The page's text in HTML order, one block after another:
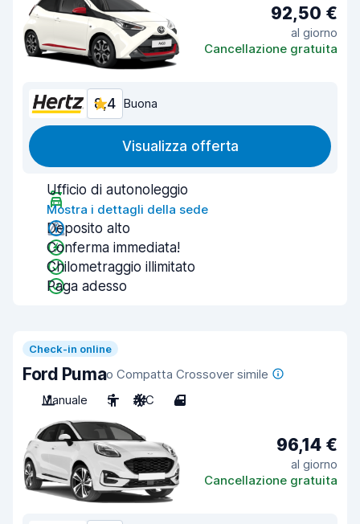
92,50 €
al giorno
Cancellazione gratuita
8,4 Buona
Visualizza offerta
Ufficio di autonoleggio
Mostra i dettagli della sede
Deposito alto
Conferma immediata!
Chilometraggio illimitato
Paga adesso
Check-in online
Ford Pumao Compatta Crossover simile
Manuale
5 A/C 4
96,14 €
al giorno
Cancellazione gratuita